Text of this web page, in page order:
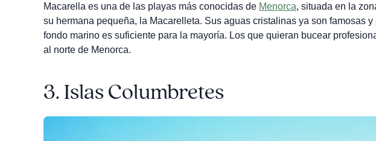
Macarella es una de las playas más conocidas de Menorca, situada en la
su hermana pequeña, la Macarelleta. Sus aguas cristalinas ya son famosas
fondo marino es suficiente para la mayoría. Los que quieran bucear
al norte de Menorca.
3. Islas Columbretes